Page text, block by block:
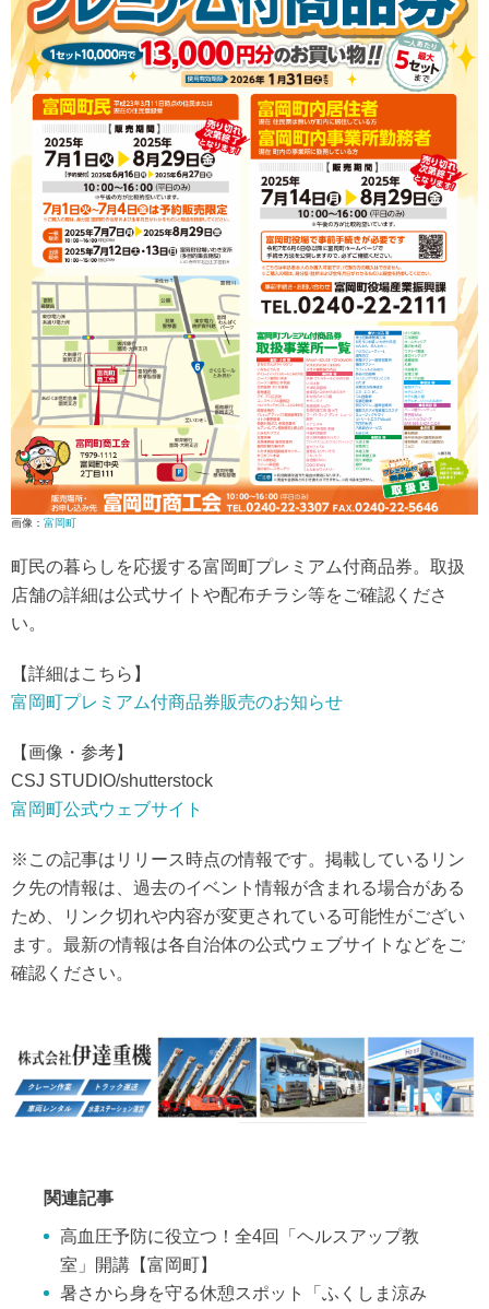
画像： 富岡町
町民の暮らしを応援する富岡町プレミアム付商品券。取扱
店舗の詳細は公式サイトや配布チラシ等をご確認くださ
い。
【詳細はこちら】
富岡町プレミアム付商品券販売のお知らせ
【画像・参考】
CSJ STUDIO/shutterstock
富岡町公式ウェブサイト
※この記事はリリース時点の情報です。掲載しているリン
ク先の情報は、過去のイベント情報が含まれる場合がある
ため、リンク切れや内容が変更されている可能性がござい
ます。最新の情報は各自治体の公式ウェブサイトなどをご
確認ください。
関連記事
高血圧予防に役立つ！全4回「ヘルスアップ教
室」開講【富岡町】
暑さから身を守る休憩スポット「ふくしま涼み